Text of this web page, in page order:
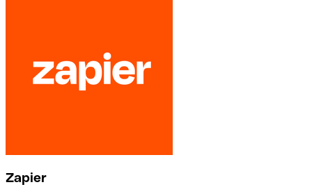
Zapier